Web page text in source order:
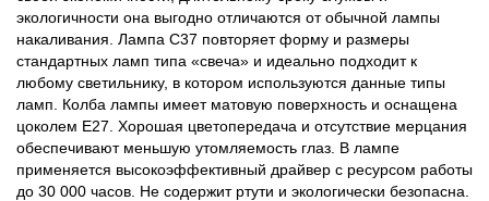
экологичности она выгодно отличаются от обычной лампы
накаливания. Лампа С37 повторяет форму и размеры
стандартных ламп типа «свеча» и идеально подходит к
любому светильнику, в котором используются данные типы
ламп. Колба лампы имеет матовую поверхность и оснащена
цоколем E27. Хорошая цветопередача и отсутствие мерцания
обеспечивают меньшую утомляемость глаз. В лампе
применяется высокоэффективный драйвер с ресурсом работы
до 30 000 часов. Не содержит ртути и экологически безопасна.